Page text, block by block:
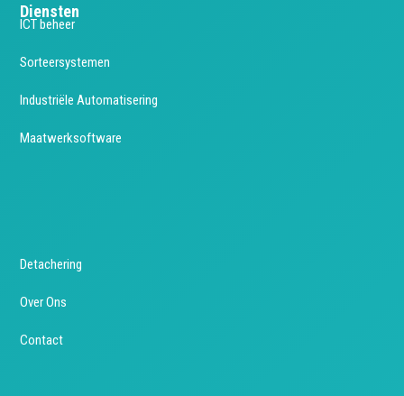
Diensten
ICT beheer
Sorteersystemen
Industriële Automatisering
Maatwerksoftware
Detachering
Over Ons
Contact